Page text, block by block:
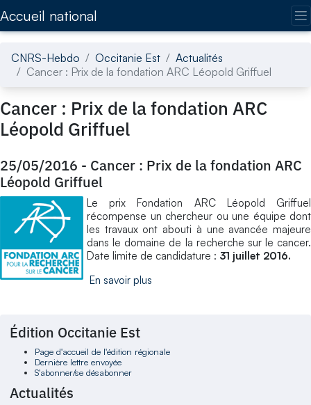
Accueil national
CNRS-Hebdo Occitanie Est
Actualités
Cancer : Prix de la fondation ARC Léopold Griffuel
Cancer : Prix de la fondation ARC
Léopold Griffuel
25/05/2016 - Cancer : Prix de la fondation ARC
Léopold Griffuel
Le prix Fondation ARC Léopold Griffuel
récompense un chercheur ou une équipe dont
les travaux ont abouti à une avancée majeure
dans le domaine de la recherche sur le cancer.
Date limite de candidature : 31 juillet 2016.
En savoir plus
Édition Occitanie Est
Page d'accueil de l'édition régionale
Dernière lettre envoyée
S'abonner/se désabonner
Actualités